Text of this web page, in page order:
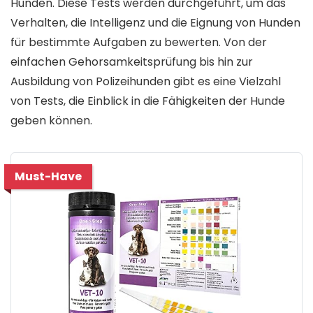
Hunden. Diese Tests werden durchgeführt, um das
Verhalten, die Intelligenz und die Eignung von Hunden
für bestimmte Aufgaben zu bewerten. Von der
einfachen Gehorsamkeitsprüfung bis hin zur
Ausbildung von Polizeihunden gibt es eine Vielzahl
von Tests, die Einblick in die Fähigkeiten der Hunde
geben können.
Must-Have